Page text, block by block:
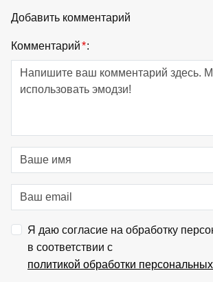
Добавить комментарий
Комментарий*:
Я даю согласие на обработку
в соответствии с
политикой обработки